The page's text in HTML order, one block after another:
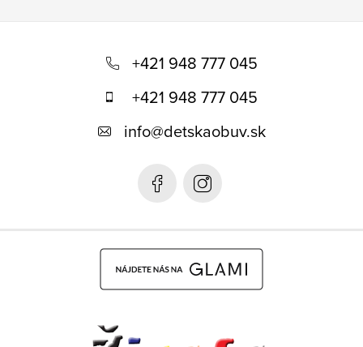
+421 948 777 045
+421 948 777 045
info@detskaobuv.sk